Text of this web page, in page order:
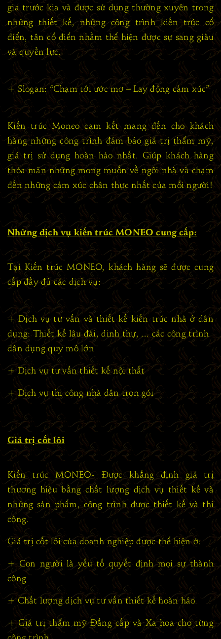
gia trước kia và được sử dụng thường xuyên trong
những thiết kế, những công trình kiến trúc cổ
điển, tân cổ điển nhằm thể hiện được sự sang giàu
và quyền lực.
+ Slogan: “Chạm tới ước mơ – Lay động cảm xúc”
Kiến trúc Moneo cam kết mang đến cho khách
hàng những công trình đảm bảo giá trị thẩm mỹ,
giá trị sử dụng hoàn hảo nhất. Giúp khách hàng
thỏa mãn những mong muốn về ngôi nhà và chạm
đến những cảm xúc chân thực nhất của mỗi người!
Những dịch vụ kiến trúc MONEO cung cấp:
Tại Kiến trúc MONEO, khách hàng sẽ được cung
cấp đầy đủ các dịch vụ:
+ Dịch vụ tư vấn và thiết kế kiến trúc nhà ở dân
dụng: Thiết kế lâu đài, dinh thự, ... các công trình
dân dụng quy mô lớn
+ Dịch vụ tư vấn thiết kế nội thất
+ Dịch vụ thi công nhà dân trọn gói
Giá trị cốt lõi
Kiến trúc MONEO- Được khẳng định giá trị
thương hiệu bằng chất lượng dịch vụ thiết kế và
những sản phẩm, công trình được thiết kế và thi
công.
Giá trị cốt lõi của doanh nghiệp được thể hiện ở:
+ Con người là yếu tố quyết định mọi sự thành
công
+ Chất lượng dịch vụ tư vấn thiết kế hoàn hảo
+ Giá trị thẩm mỹ Đẳng cấp và Xa hoa cho từng